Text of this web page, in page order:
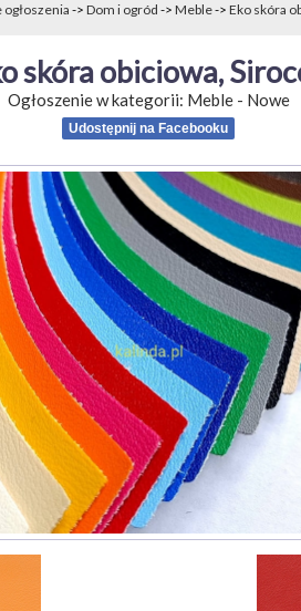
-> Dom i ogród -> Meble-> Eko skóra
skóra obiciowa,
Ogłoszenie w kategorii: Meble- Nowe
Udostępnij na Facebooku